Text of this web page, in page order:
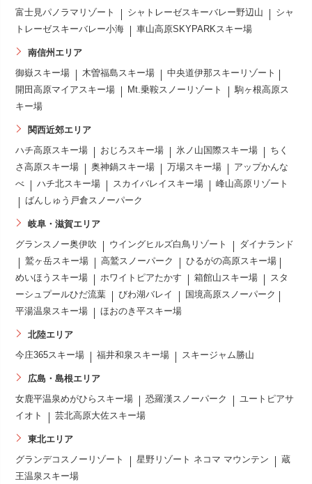
富士見パノラマリゾート シャトレーゼスキーバレー野辺山
シャ
トレーゼスキーバレー小海
車山高原SKYPARKスキー場
南信州エリア
御嶽スキー場 木曽福島スキー場
中央道伊那スキーリゾート
開田高原マイアスキー場
Mt.乗鞍スノーリゾート
駒ヶ根高原ス
キー場
関西近郊エリア
ハチ高原スキー場 おじろスキー場 氷ノ山国際スキー場
ちく
さ高原スキー場
奥神鍋スキー場 万場スキー場
アップかんな
べ
ハチ北スキー場 スカイバレイスキー場
峰山高原リゾート
ばんしゅう戸倉スノーパーク
岐阜・滋賀エリア
グランスノー奥伊吹 ウイングヒルズ白鳥リゾート
ダイナランド
鷲ヶ岳スキー場
高鷲スノーパーク
ひるがの高原スキー場
めいほうスキー場
ホワイトピアたかす 箱館山スキー場
スタ
ーシュプールひだ流葉
びわ湖バレイ
国境高原スノーパーク
平湯温泉スキー場
ほおのき平スキー場
北陸エリア
今庄365スキー場 福井和泉スキー場 スキージャム勝山
広島・島根エリア
女鹿平温泉めがひらスキー場 恐羅漢スノーパーク
ユートピアサ
イオト
芸北高原大佐スキー場
東北エリア
グランデコスノーリゾート 星野リゾート ネコマ マウンテン
蔵
王温泉スキー場